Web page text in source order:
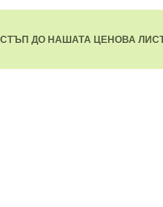
ДО НАШАТА ЦЕНОВА